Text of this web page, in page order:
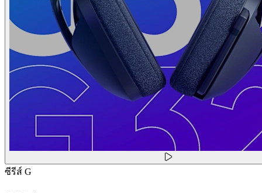
ซีรีส์ G